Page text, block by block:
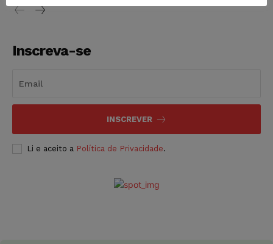
Inscreva-se
INSCREVER
Li e aceito a Política de Privacidade.